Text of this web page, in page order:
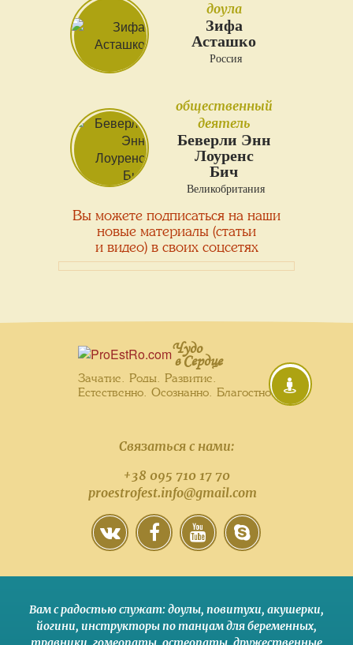
доула
Зифа
Асташко
Россия
общественный
деятель
Беверли Энн
Лоуренс
Бич
Великобритания
Вы можете подписаться на наши
новые материалы (статьи
и видео) в своих соцсетях
Чудо
в Сердце
Зачатие. Роды. Развитие.
Естественно. Осознанно. Благостно.
Связаться с нами:
+38 095 710 17 70
proestrofest.info@gmail.com
Вам с радостью служат:доулы, повитухи, акушерки,
йогини, инструкторы по танцам для беременных,